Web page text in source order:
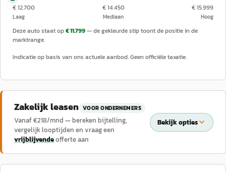
€ 12.700
Laag
€ 14.450
Mediaan
€ 15.999
Hoog
Deze auto staat op€ 11.799— de gekleurde stip toont de positie in de
marktrange.
Indicatie op basis van ons actuele aanbod. Geen officiële taxatie.
Zakelijk leasen VOOR ONDERNEMERS
Vanaf €218/mnd — bereken bijtelling,
vergelijk looptijden en vraag een
vrijblijvendeofferte aan
Bekijk opties